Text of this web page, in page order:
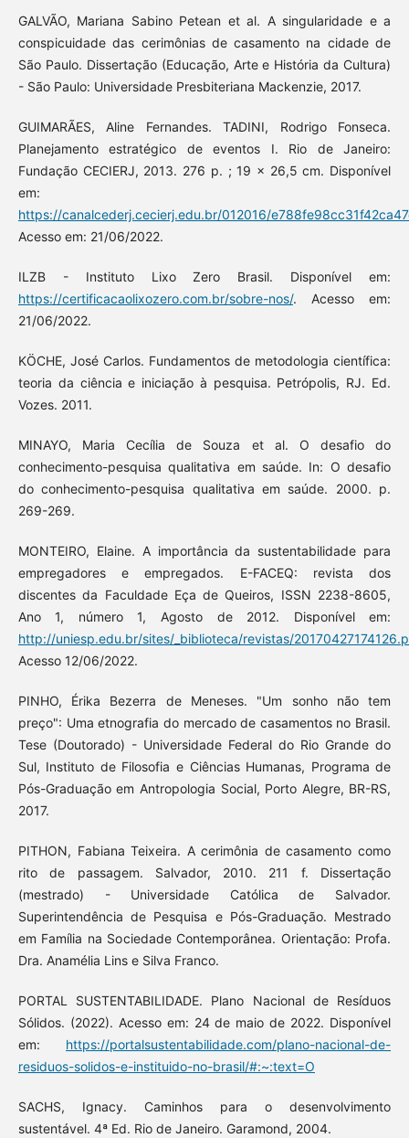
GALVÃO, Mariana Sabino Petean et al. A singularidade e a
conspicuidade das cerimônias de casamento na cidade de
São Paulo. Dissertação (Educação, Arte e História da Cultura)
- São Paulo: Universidade Presbiteriana Mackenzie, 2017.
GUIMARÃES, Aline Fernandes. TADINI, Rodrigo Fonseca.
Planejamento estratégico de eventos I. Rio de Janeiro:
Fundação CECIERJ, 2013. 276 p. ; 19 x 26,5 cm. Disponível
em:
https://canalcederj.cecierj.edu.br/012016/
Acesso em: 21/06/2022.
ILZB - Instituto Lixo Zero Brasil. Disponível em:
https://certificacaolixozero.com.br/sobre-nos/. Acesso em:
21/06/2022.
KÖCHE, José Carlos. Fundamentos de metodologia científica:
teoria da ciência e iniciação à pesquisa. Petrópolis, RJ. Ed.
Vozes. 2011.
MINAYO, Maria Cecília de Souza et al. O desafio do
conhecimento-pesquisa qualitativa em saúde. In: O desafio
do conhecimento-pesquisa qualitativa em saúde. 2000. p.
269-269.
MONTEIRO, Elaine. A importância da sustentabilidade para
empregadores e empregados. E-FACEQ: revista dos
discentes da Faculdade Eça de Queiros, ISSN 2238-8605,
Ano 1, número 1, Agosto de 2012. Disponível em:
http://uniesp.edu.br/sites/_biblioteca/revistas/
Acesso 12/06/2022.
PINHO, Érika Bezerra de Meneses. "Um sonho não tem
preço": Uma etnografia do mercado de casamentos no Brasil.
Tese (Doutorado) - Universidade Federal do Rio Grande do
Sul, Instituto de Filosofia e Ciências Humanas, Programa de
Pós-Graduação em Antropologia Social, Porto Alegre, BR-RS,
2017.
PITHON, Fabiana Teixeira. A cerimônia de casamento como
rito de passagem. Salvador, 2010. 211 f. Dissertação
(mestrado) - Universidade Católica de Salvador.
Superintendência de Pesquisa e Pós-Graduação. Mestrado
em Família na Sociedade Contemporânea. Orientação: Profa.
Dra. Anamélia Lins e Silva Franco.
PORTAL SUSTENTABILIDADE. Plano Nacional de Resíduos
Sólidos. (2022). Acesso em: 24 de maio de 2022. Disponível
em: https://portalsustentabilidade.com/plano-nacional-de-
residuos-solidos-e-instituido-no-brasil/#:~:text=O
SACHS, Ignacy. Caminhos para o desenvolvimento
sustentável. 4ª Ed. Rio de Janeiro. Garamond, 2004.